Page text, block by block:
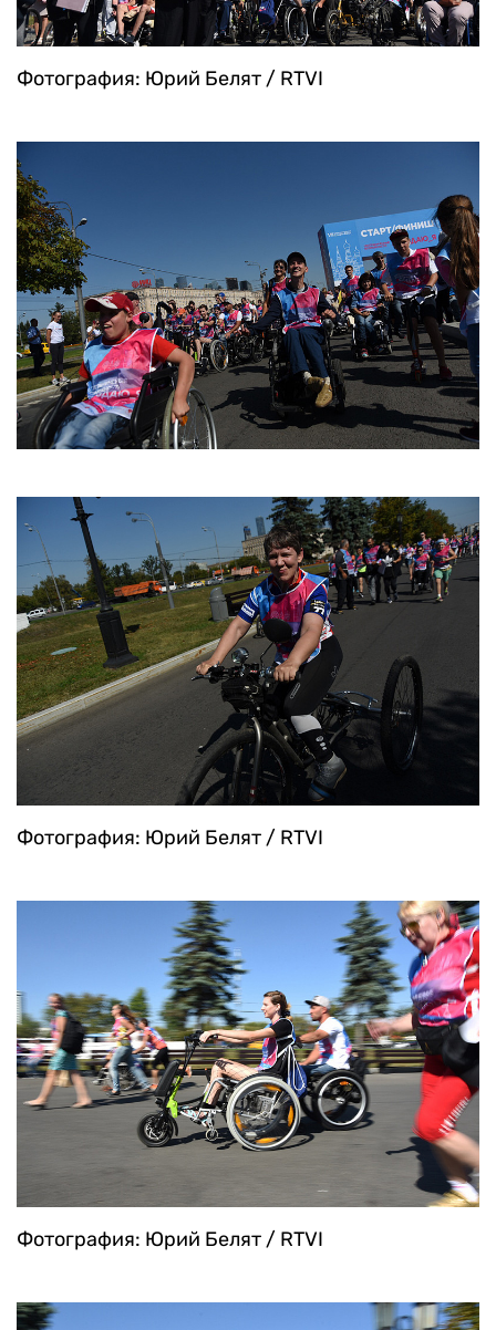
Фотография: Юрий Белят / RTVI
Фотография: Юрий Белят / RTVI
Фотография: Юрий Белят / RTVI